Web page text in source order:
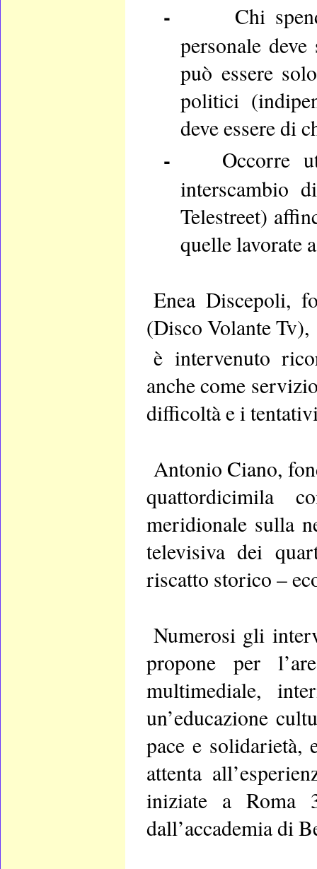
-
Chi
personale
può essere
politici
deve essere di
-
Occorre
interscambio
Telestreet)
quelle lavorate
Enea Discepoli,
(Disco Volante Tv),
è intervenuto
anche come
difficoltà e i
Antonio Ciano,
quattordicimila
meridionale sulla
televisiva dei
riscatto storico –
Numerosi gli
propone per
multimediale,
un’educazione
pace e solidarietà,
attenta
iniziate a Roma
dall’accademia di